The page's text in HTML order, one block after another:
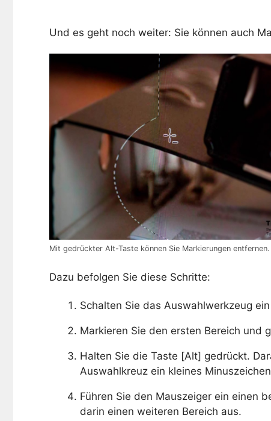
Und es geht noch weiter: Sie können auch
Mit gedrückter Alt-Taste können Sie Markierungen entfernen.
Dazu befolgen Sie diese Schritte:
Schalten Sie das Auswahlwerkzeug
Markieren Sie den ersten Bereich und
Halten Sie die Taste [Alt] gedrückt.
Auswahlkreuz ein kleines
Führen Sie den Mauszeiger ein einen
darin einen weiteren Bereich aus.